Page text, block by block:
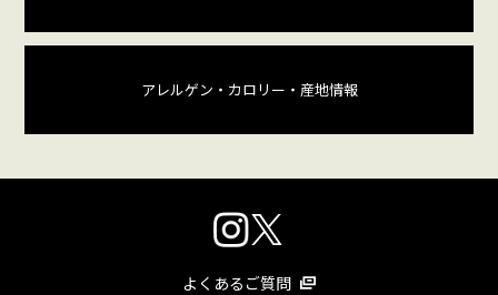
アレルゲン・カロリー ・産地情報
よくあるご質問